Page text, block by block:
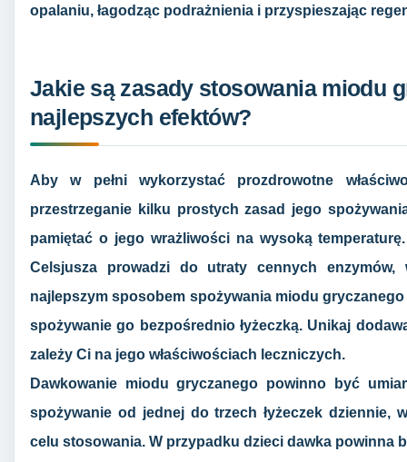
opalaniu, łagodząc podrażnienia i przyspieszając
Jakie są zasady stosowania miodu
najlepszych efektów?
Aby w pełni wykorzystać prozdrowotne
przestrzeganie kilku prostych zasad jego
pamiętać o jego wrażliwości na wysoką
Celsjusza prowadzi do utraty cennych enzymów,
najlepszym sposobem spożywania miodu
spożywanie go bezpośrednio łyżeczką. Unikaj
zależy Ci na jego właściwościach leczniczych.
Dawkowanie miodu gryczanego powinno być
spożywanie od jednej do trzech łyżeczek dziennie,
celu stosowania. W przypadku dzieci dawka powinna